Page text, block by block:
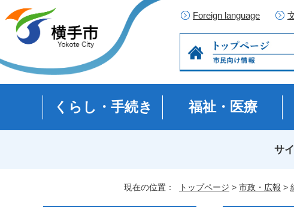
Foreign language
くらし・手続き 福祉・医療
サ
現在の位置： トップページ > 市政・広報 >